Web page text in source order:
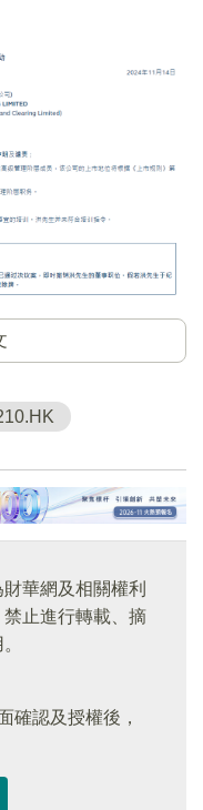
華網及相關權利
止進行轉載、摘
確認及授權後，